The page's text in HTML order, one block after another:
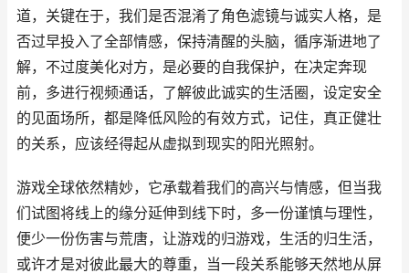
道，关键在于，我们是否混淆了角色滤镜与诚实人格，是
否过早投入了全部情感，保持清醒的头脑，循序渐进地了
解，不过度美化对方，是必要的自我保护，在决定奔现
前，多进行视频通话，了解彼此诚实的生活圈，设定安全
的见面场所，都是降低风险的有效方式，记住，真正健壮
的关系，应该经得起从虚拟到现实的阳光照射。
游戏全球依然精妙，它承载着我们的高兴与情感，但当我
们试图将线上的缘分延伸到线下时，多一份谨慎与理性，
便少一份伤害与荒唐，让游戏的归游戏，生活的归生活，
或许才是对彼此最大的尊重，当一段关系能够天然地从屏